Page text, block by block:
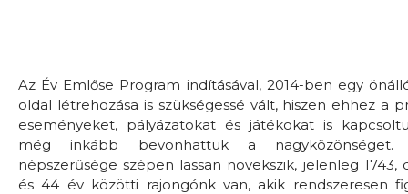
Az Év Emlőse Program indításával, 2014-ben egy
oldal létrehozása is szükségessé vált, hiszen ehhez a
eseményeket, pályázatokat és játékokat is
még inkább bevonhattuk a
népszerűsége szépen lassan növekszik, jelenleg 1743,
és 44 év közötti rajongónk van, akik rendszeresen